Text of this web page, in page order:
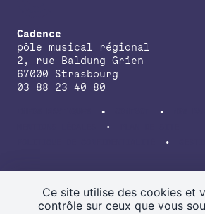
Ce site utilise des cookies et
contrôle sur ceux que vous
Cadence
pôle musical régional
2, rue Baldung Grien
67000 Strasbourg
03 88 23 40 80
Grand Est, de la Région Grand Est, de la